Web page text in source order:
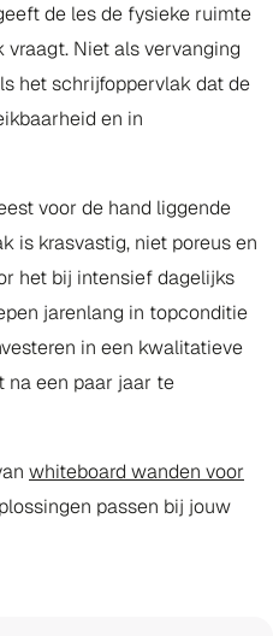
de les de fysieke ruimte
Niet als vervanging
het schrijfoppervlak dat de
en in
voor de hand liggende
is krasvastig, niet poreus en
het bij intensief dagelijks
jarenlang in topconditie
in een kwalitatieve
na een paar jaar te
whiteboard wanden voor
passen bij jouw